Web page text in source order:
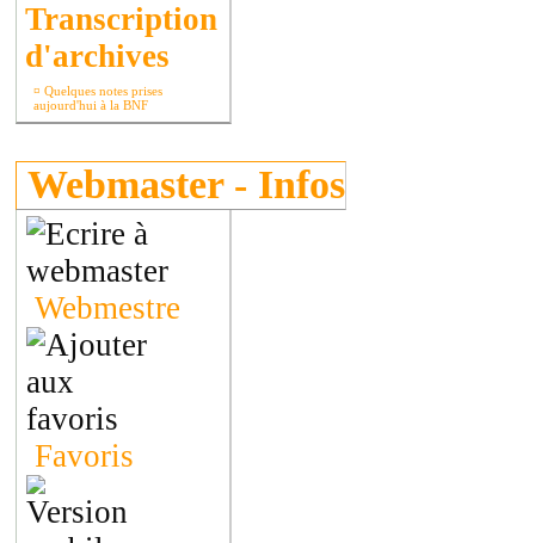
Transcription
d'archives
¤ Quelques notes prises
aujourd'hui à la BNF
Webmaster - Infos
Webmestre
Favoris